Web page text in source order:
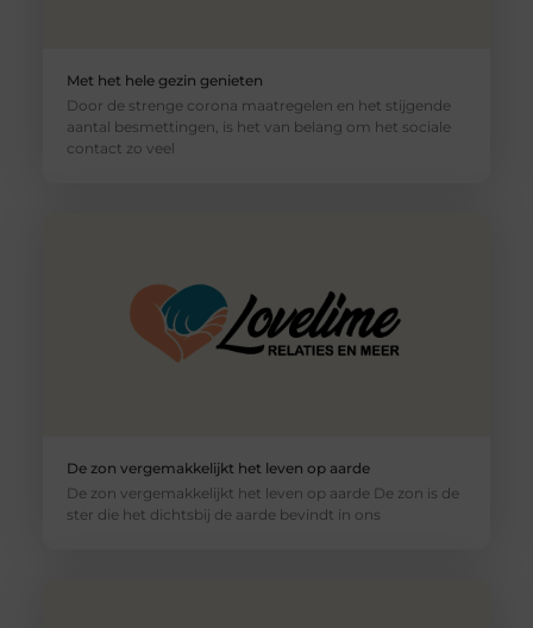
Met het hele gezin genieten
Door de strenge corona maatregelen en het stijgende
aantal besmettingen, is het van belang om het sociale
contact zo veel
De zon vergemakkelijkt het leven op aarde
De zon vergemakkelijkt het leven op aarde De zon is de
ster die het dichtsbij de aarde bevindt in ons